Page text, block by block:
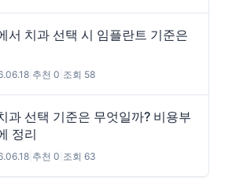
서 치과 선택 시 임플란트 기준은
추천 0 조회 58
과 선택 기준은 무엇일까? 비용부
정리
추천 0 조회 63